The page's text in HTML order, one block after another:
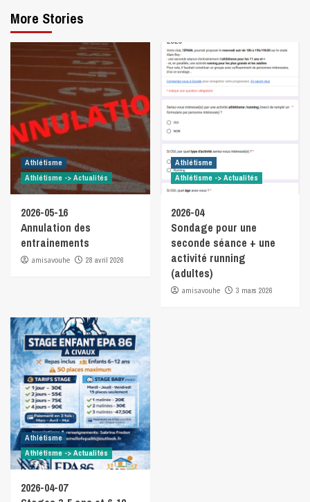
More Stories
Athlétisme
Athlétisme -> Actualités
2026-05-16
Annulation des
entrainements
amisavouhe 28 avril 2026
Athlétisme
Athlétisme -> Actualités
2026-04
Sondage pour une
seconde séance + une
activité running
(adultes)
amisavouhe 3 mars 2026
Athlétisme
Athlétisme -> Actualités
2026-04-07